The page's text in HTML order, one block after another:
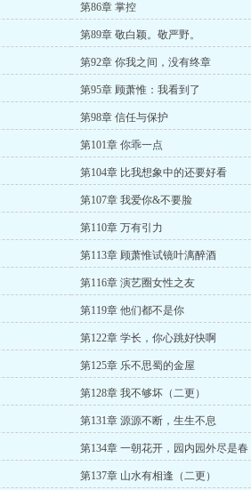
第86章 掌控
第89章 敬白颖。敬严野。
第92章 你我之间，没有终章
第95章 顾萧惟：我看到了
第98章 信任与保护
第101章 你乖一点
第104章 比我想象中的还要好看
第107章 我爱你&不要脸
第110章 万有引力
第113章 顾萧惟试镜叶漓醉酒
第116章 演艺圈女性之友
第119章 他们都不是你
第122章 学长，你心跳好快啊
第125章 乐不思蜀的金屋
第128章 我不够坏（二更）
第131章 源源不断，生生不息
第134章 一朝花开，园内园外尽是春
第137章 山水有相逢（二更）